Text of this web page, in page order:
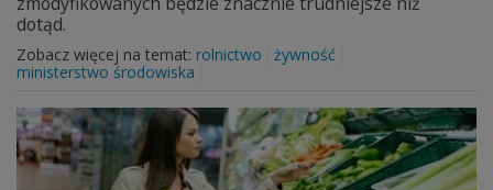
dotąd.
Zobacz więcej na temat: rolnictwo
żywność
ministerstwo środowiska